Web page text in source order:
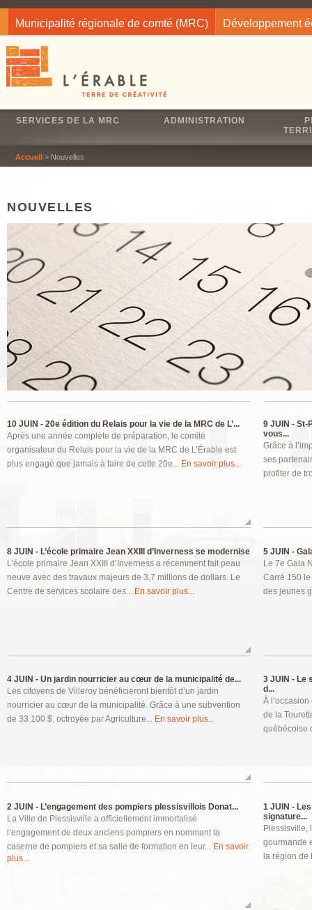
Municipalité régionale de comté (MRC) Développement
SERVICES DE LA MRC ADMINISTRATION
Accueil > Nouvelles
NOUVELLES
10 JUIN - 20e édition du Relais pour la vie de la MRC de L’...
Après une année complète de préparation, le comité
organisateur du Relais pour la vie de la MRC de L’Érable est
plus engagé que jamais à faire de cette 20e... En savoir plus...
9 JUIN - St-
vous...
Grâce à
ses
profiter de
8 JUIN - L’école primaire Jean XXIII d’Inverness se modernise
L’école primaire Jean XXIII d’Inverness a récemment fait peau
neuve avec des travaux majeurs de 3,7 millions de dollars. Le
Centre de services scolaire des... En savoir plus...
5 JUIN -
Le 7e Gala
Carré 150
des jeunes
4 JUIN - Un jardin nourricier au cœur de la municipalité de...
Les citoyens de Villeroy bénéficieront bientôt d’un jardin
nourricier au cœur de la municipalité. Grâce à une subvention
de 33 100 $, octroyée par Agriculture... En savoir plus...
3 JUIN - Le
d...
À
de la
québécoise
2 JUIN - L’engagement des pompiers plessisvillois Donat...
La Ville de Plessisville a officiellement immortalisé
l’engagement de deux anciens pompiers en nommant la
caserne de pompiers et sa salle de formation en leur... En savoir
plus...
1 JUIN -
signature...
Plessisville,
gourmande
la région
Pages